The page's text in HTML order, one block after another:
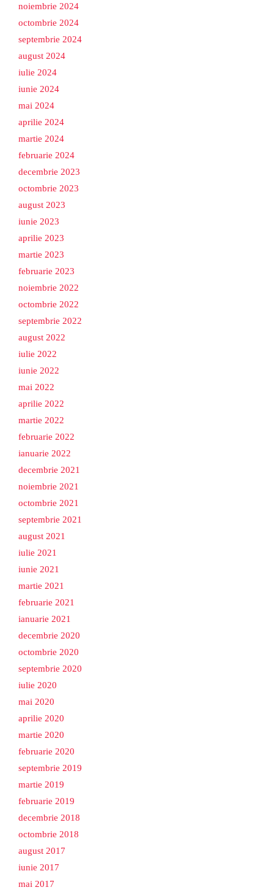
noiembrie 2024
octombrie 2024
septembrie 2024
august 2024
iulie 2024
iunie 2024
mai 2024
aprilie 2024
martie 2024
februarie 2024
decembrie 2023
octombrie 2023
august 2023
iunie 2023
aprilie 2023
martie 2023
februarie 2023
noiembrie 2022
octombrie 2022
septembrie 2022
august 2022
iulie 2022
iunie 2022
mai 2022
aprilie 2022
martie 2022
februarie 2022
ianuarie 2022
decembrie 2021
noiembrie 2021
octombrie 2021
septembrie 2021
august 2021
iulie 2021
iunie 2021
martie 2021
februarie 2021
ianuarie 2021
decembrie 2020
octombrie 2020
septembrie 2020
iulie 2020
mai 2020
aprilie 2020
martie 2020
februarie 2020
septembrie 2019
martie 2019
februarie 2019
decembrie 2018
octombrie 2018
august 2017
iunie 2017
mai 2017